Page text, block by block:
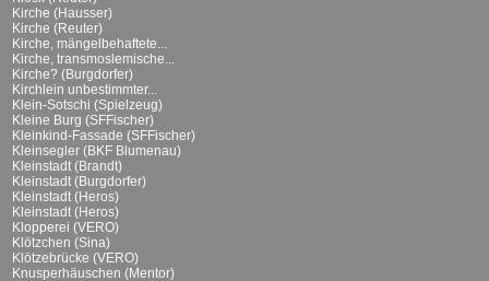
Kirche (Hausser)
Kirche (Reuter)
Kirche, mängelbehaftete...
Kirche, transmoslemische...
Kirche? (Burgdorfer)
Kirchlein unbestimmter...
Klein-Sotschi (Spielzeug)
Kleine Burg (SFFischer)
Kleinkind-Fassade (SFFischer)
Kleinsegler (BKF Blumenau)
Kleinstadt (Brandt)
Kleinstadt (Burgdorfer)
Kleinstadt (Heros)
Kleinstadt (Heros)
Klopperei (VERO)
Klötzchen (Sina)
Klötzebrücke (VERO)
Knusperhäuschen (Mentor)